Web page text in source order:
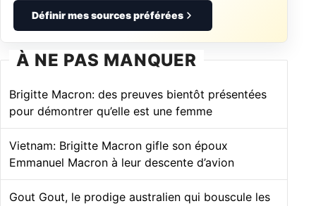
Définir mes sources préférées
À NE PAS MANQUER
Brigitte Macron: des preuves bientôt présentées
pour démontrer qu’elle est une femme
Vietnam: Brigitte Macron gifle son époux
Emmanuel Macron à leur descente d’avion
Gout Gout, le prodige australien qui bouscule les